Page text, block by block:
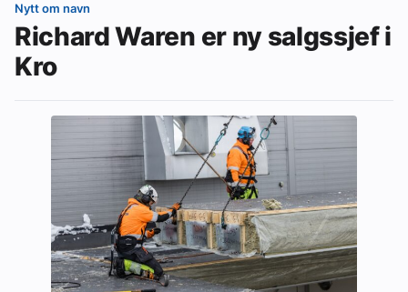
Nytt om navn
Richard Waren er ny salgssjef i
Kro